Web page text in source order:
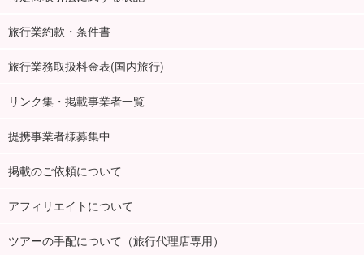
旅行業約款・条件書
旅行業務取扱料金表(国内旅行)
リンク集・掲載事業者一覧
提携事業者様募集中
掲載のご依頼について
アフィリエイトについて
ツアーの手配について（旅行代理店専用）